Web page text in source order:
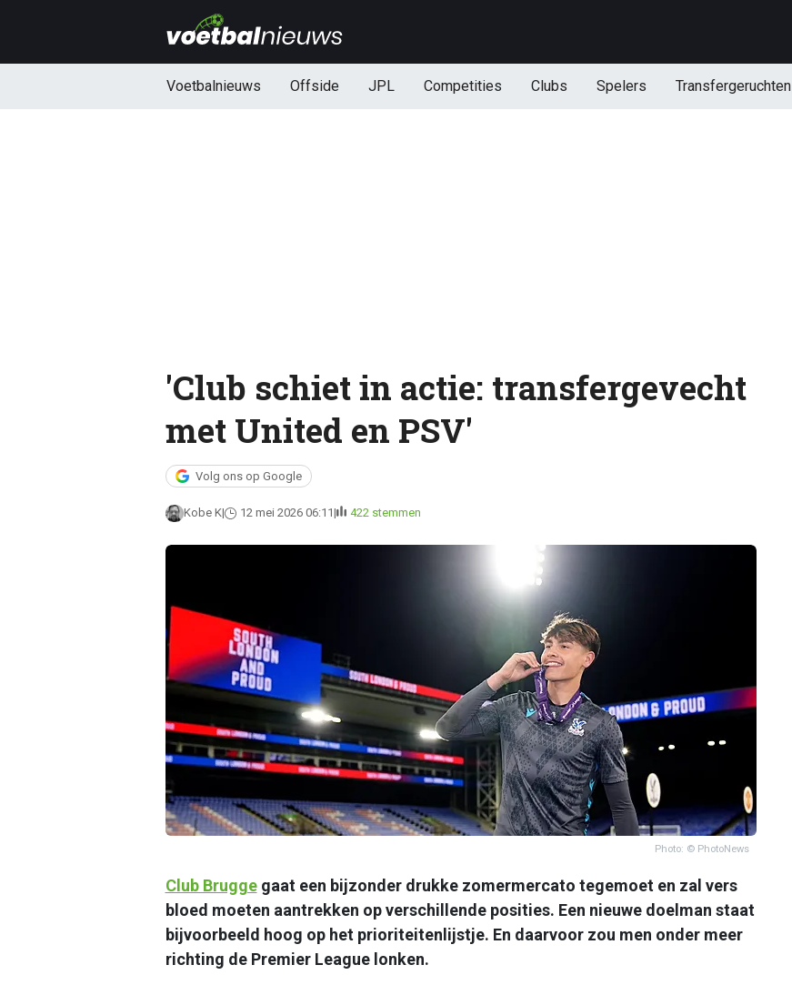
Voetbalnieuws Offside JPL Competities Clubs Spelers Transfergeruchten
'Club schiet in actie: transfergevecht
met United en PSV'
Volg ons op Google
Kobe K 12 mei 2026 06:11 422 stemmen
Photo: © PhotoNews
Club Bruggegaat een bijzonder drukke zomermercato tegemoet en zal vers
bloed moeten aantrekken op verschillende posities. Een nieuwe doelman staat
bijvoorbeeld hoog op het prioriteitenlijstje. En daarvoor zou men onder meer
richting de Premier League lonken.